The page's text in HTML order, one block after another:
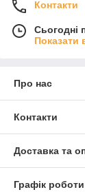
Контакти
Сьогодні
Показати
Про нас
Контакти
Доставка та
Графік роботи